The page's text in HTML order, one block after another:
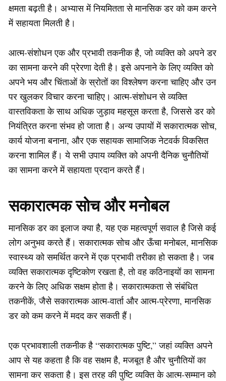
क्षमता बढ़ती है। अभ्यास में नियमितता से मानसिक डर को कम करने
में सहायता मिलती है।
आत्म-संशोधन एक और प्रभावी तकनीक है, जो व्यक्ति को अपने डर
का सामना करने की प्रेरणा देती है। इसे अपनाने के लिए व्यक्ति को
अपने भय और चिंताओं के स्रोतों का विश्लेषण करना चाहिए और उन
पर खुलकर विचार करना चाहिए। आत्म-संशोधन से व्यक्ति
वास्तविकता के साथ अधिक जुड़ाव महसूस करता है, जिससे डर को
नियंत्रित करना संभव हो जाता है। अन्य उपायों में सकारात्मक सोच,
कार्य योजना बनाना, और एक सहायक सामाजिक नेटवर्क विकसित
करना शामिल हैं। ये सभी उपाय व्यक्ति को अपनी दैनिक चुनौतियों
का सामना करने में सहायता प्रदान करते हैं।
सकारात्मक सोच और मनोबल
मानसिक डर का इलाज क्या है, यह एक महत्वपूर्ण सवाल है जिसे कई
लोग अनुभव करते हैं। सकारात्मक सोच और ऊँचा मनोबल, मानसिक
स्वास्थ्य को समर्थित करने में एक प्रभावी तरीका हो सकता है। जब
व्यक्ति सकारात्मक दृष्टिकोण रखता है, तो वह कठिनाइयों का सामना
करने के लिए अधिक सक्षम होता है। सकारात्मकता से संबंधित
तकनीकें, जैसे सकारात्मक आत्म-वार्ता और आत्म-प्रेरणा, मानसिक
डर को कम करने में मदद कर सकती हैं।
एक प्रभावशाली तकनीक है “सकारात्मक पुष्टि,” जहां व्यक्ति अपने
आप से यह कहता है कि वह सक्षम है, मजबूत है और चुनौतियों का
सामना कर सकता है। इस तरह की पुष्टि व्यक्ति के आत्म-सम्मान को